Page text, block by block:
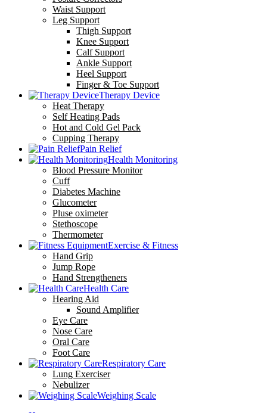
Waist Support
Leg Support
Thigh Support
Knee Support
Calf Support
Ankle Support
Heel Support
Finger & Toe Support
Therapy Device
Heat Therapy
Self Heating Pads
Hot and Cold Gel Pack
Cupping Therapy
Pain Relief
Health Monitoring
Blood Pressure Monitor
Cuff
Diabetes Machine
Glucometer
Pluse oximeter
Stethoscope
Thermometer
Exercise & Fitness
Hand Grip
Jump Rope
Hand Strengtheners
Health Care
Hearing Aid
Sound Amplifier
Eye Care
Nose Care
Oral Care
Foot Care
Respiratory Care
Lung Exerciser
Nebulizer
Weighing Scale